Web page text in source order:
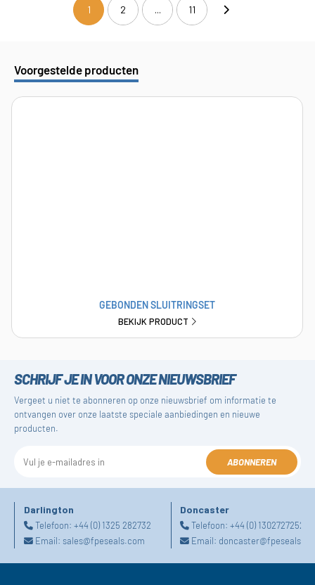
1(current)2 ... 11
Voorgestelde producten
GEBONDEN SLUITRINGSET
BEKIJK PRODUCT
SCHRIJF JE IN VOOR ONZE NIEUWSBRIEF
Vergeet u niet te abonneren op onze nieuwsbrief om informatie te
ontvangen over onze laatste speciale aanbiedingen en nieuwe
producten.
ABONNEREN
Darlington
Telefoon: +44 (0) 1325 282732
Email: sales@fpeseals.com
Doncaster
Telefoon:+44 (0) 1302727252
Email: